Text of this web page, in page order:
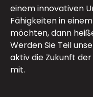
einem innovativen
Fähigkeiten in
möchten, dann
Werden Sie Teil
aktiv die Zukunft
mit.